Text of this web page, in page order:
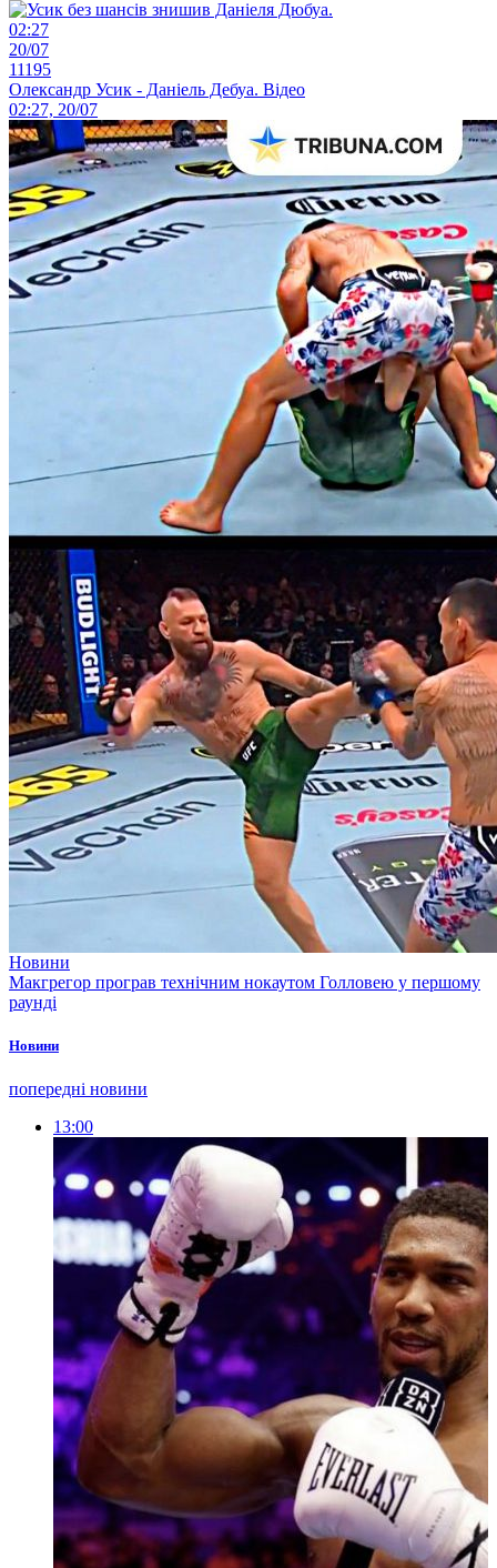
02:27
20/07
11195
Олександр Усик - Даніель Дебуа. Відео
02:27, 20/07
Новини
Макгрегор програв технічним нокаутом Голловею у першому
раунді
Новини
попередні новини
13:00